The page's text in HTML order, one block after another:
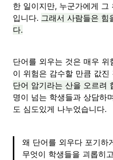
한 일이지만, 누군가에게
입니다. 그래서 사람들은 힘
다.
단어를 외우는 것은 매우 위
이 위험은 감수할 만큼 값진
단어 암기라는 산을 오르려
명이 넘는 학생들과 상담하
도 심도있게 나누었습니다.
왜 단어를 외우다 포기하
무엇이 학생들을 괴롭히